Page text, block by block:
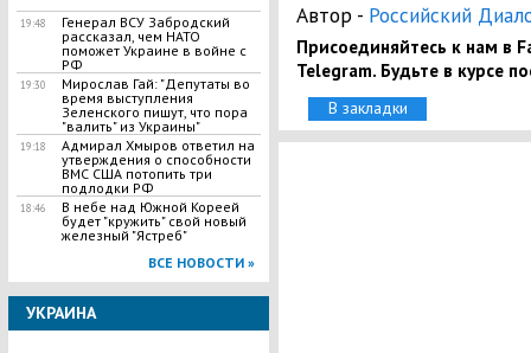
19:48
Генерал ВСУ Забродский
рассказал, чем НАТО
поможет Украине в войне с
РФ
19:30
Мирослав Гай: "Депутаты во
время выступления
Зеленского пишут, что пора
"валить" из Украины"
19:18
Адмирал Хмыров ответил на
утверждения о способности
ВМС США потопить три
подлодки РФ
18:46
В небе над Южной Кореей
будет "кружить" свой новый
железный "Ястреб"
ВСЕ НОВОСТИ »
УКРАИНА
Автор - Российский
Присоединяйтесь к нам в
Telegram. Будьте в курсе
В закладки